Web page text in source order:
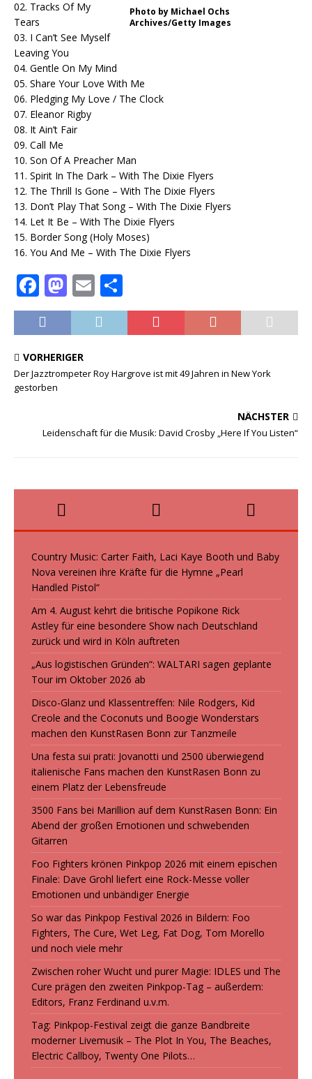
Photo by Michael Ochs
Archives/Getty Images
02. Tracks Of My
Tears
03. I Can’t See Myself
Leaving You
04. Gentle On My Mind
05. Share Your Love With Me
06. Pledging My Love / The Clock
07. Eleanor Rigby
08. It Ain’t Fair
09. Call Me
10. Son Of A Preacher Man
11. Spirit In The Dark – With The Dixie Flyers
12. The Thrill Is Gone – With The Dixie Flyers
13. Don’t Play That Song – With The Dixie Flyers
14. Let It Be – With The Dixie Flyers
15. Border Song (Holy Moses)
16. You And Me – With The Dixie Flyers
F
a
c
e
b
o
k
M
a
st
o
d
E
m
ai
ei
le
VORHERIGER
Der Jazztrompeter Roy Hargrove ist mit 49 Jahren in New York
gestorben
NÄCHSTER
Leidenschaft für die Musik: David Crosby „Here If You Listen“
Country Music: Carter Faith, Laci Kaye Booth und Baby
Nova vereinen ihre Kräfte für die Hymne „Pearl
Handled Pistol“
Am 4. August kehrt die britische Popikone Rick
Astley für eine besondere Show nach Deutschland
zurück und wird in Köln auftreten
„Aus logistischen Gründen“: WALTARI sagen geplante
Tour im Oktober 2026 ab
Disco-Glanz und Klassentreffen: Nile Rodgers, Kid
Creole and the Coconuts und Boogie Wonderstars
machen den KunstRasen Bonn zur Tanzmeile
Una festa sui prati: Jovanotti und 2500 überwiegend
italienische Fans machen den KunstRasen Bonn zu
einem Platz der Lebensfreude
3500 Fans bei Marillion auf dem KunstRasen Bonn: Ein
Abend der großen Emotionen und schwebenden
Gitarren
Foo Fighters krönen Pinkpop 2026 mit einem epischen
Finale: Dave Grohl liefert eine Rock-Messe voller
Emotionen und unbändiger Energie
So war das Pinkpop Festival 2026 in Bildern: Foo
Fighters, The Cure, Wet Leg, Fat Dog, Tom Morello
und noch viele mehr
Zwischen roher Wucht und purer Magie: IDLES und The
Cure prägen den zweiten Pinkpop-Tag – außerdem:
Editors, Franz Ferdinand u.v.m.
Tag: Pinkpop-Festival zeigt die ganze Bandbreite
moderner Livemusik – The Plot In You, The Beaches,
Electric Callboy, Twenty One Pilots…